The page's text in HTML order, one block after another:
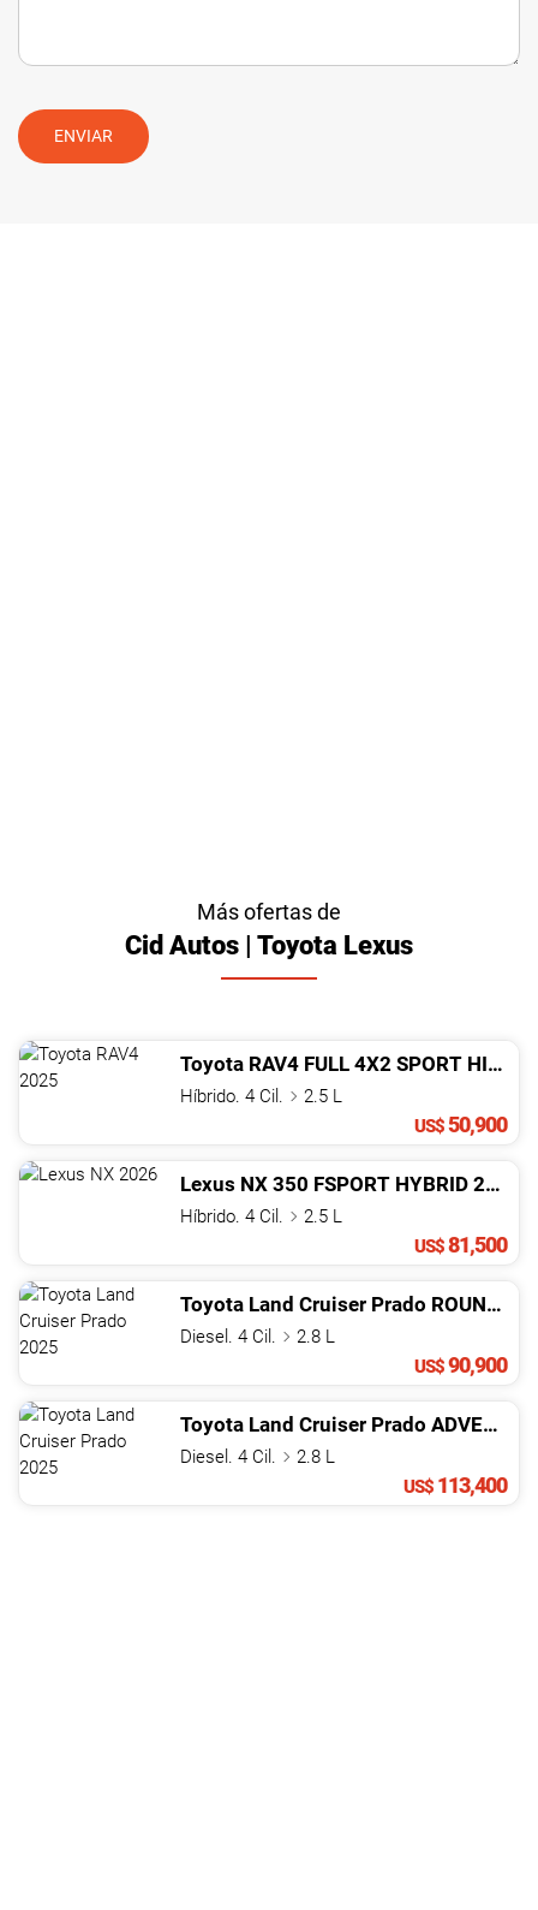
ENVIAR
Más ofertas de
Cid Autos | Toyota Lexus
Toyota RAV4 FULL 4X2 SPORT HIBRIDO TSS
Híbrido. 4 Cil.
2.5 L
US$50,900
Lexus NX 350 FSPORT HYBRID 2026
Híbrido. 4 Cil.
2.5 L
US$81,500
Toyota Land Cruiser Prado ROUNDER LAUNCH EDITION
Diesel. 4 Cil.
2.8 L
US$90,900
Toyota Land Cruiser Prado ADVENTURE 1A
Diesel. 4 Cil.
2.8 L
US$ 113,400